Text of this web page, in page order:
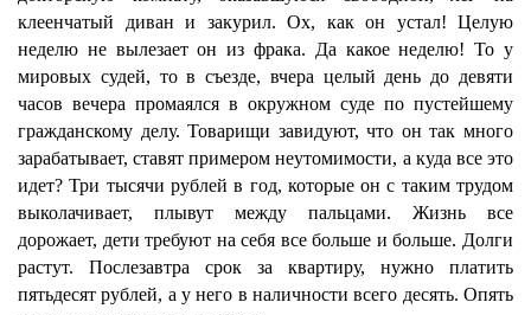
клеенчатый диван и закурил. Ох, как он устал! Целую
неделю не вылезает он из фрака. Да какое неделю! То у
мировых судей, то в съезде, вчера целый день до девяти
часов вечера промаялся в окружном суде по пустейшему
гражданскому делу. Товарищи завидуют, что он так много
зарабатывает, ставят примером неутомимости, а куда все это
идет? Три тысячи рублей в год, которые он с таким трудом
выколачивает, плывут между пальцами. Жизнь все
дорожает, дети требуют на себя все больше и больше. Долги
растут. Послезавтра срок за квартиру, нужно платить
пятьдесят рублей, а у него в наличности всего десять. Опять